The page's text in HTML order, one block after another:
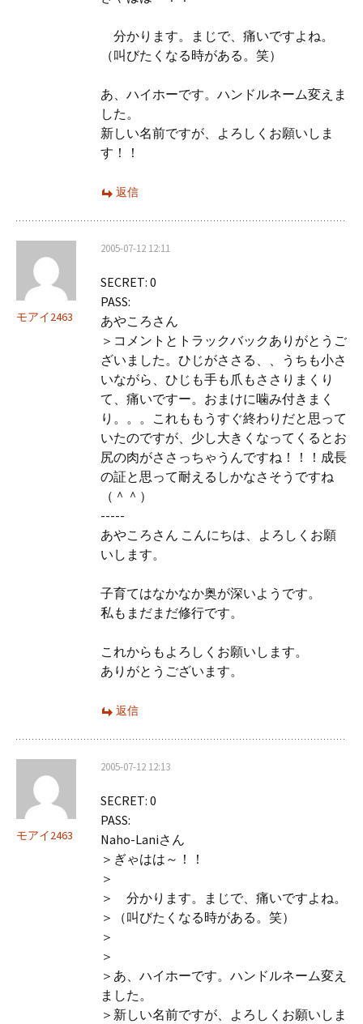
分かります。まじで、痛いですよね。
（叫びたくなる時がある。笑）
あ、ハイホーです。ハンドルネーム変えま
した。
新しい名前ですが、よろしくお願いしま
す！！
返信
モアイ2463
2005-07-12 12:11
SECRET: 0
PASS:
あやころさん
＞コメントとトラックバックありがとうご
ざいました。ひじがささる、、うちも小さ
いながら、ひじも手も爪もささりまくり
て、痛いですー。おまけに噛み付きまく
り。。。これももうすぐ終わりだと思って
いたのですが、少し大きくなってくるとお
尻の肉がささっちゃうんですね！！！成長
の証と思って耐えるしかなさそうですね
（＾＾）
-----
あやころさん こんにちは、よろしくお願
いします。
子育てはなかなか奥が深いようです。
私もまだまだ修行です。
これからもよろしくお願いします。
ありがとうございます。
返信
モアイ2463
2005-07-12 12:13
SECRET: 0
PASS:
Naho-Laniさん
＞ぎゃはは～！！
＞
＞ 分かります。まじで、痛いですよね。
＞（叫びたくなる時がある。笑）
＞
＞
＞あ、ハイホーです。ハンドルネーム変え
ました。
＞新しい名前ですが、よろしくお願いしま